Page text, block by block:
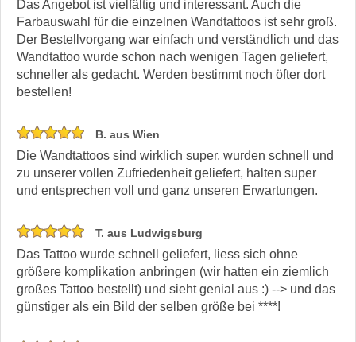
Das Angebot ist vielfältig und interessant. Auch die
Farbauswahl für die einzelnen Wandtattoos ist sehr groß.
Der Bestellvorgang war einfach und verständlich und das
Wandtattoo wurde schon nach wenigen Tagen geliefert,
schneller als gedacht. Werden bestimmt noch öfter dort
bestellen!
B. aus Wien
Die Wandtattoos sind wirklich super, wurden schnell und
zu unserer vollen Zufriedenheit geliefert, halten super
und entsprechen voll und ganz unseren Erwartungen.
T. aus Ludwigsburg
Das Tattoo wurde schnell geliefert, liess sich ohne
größere komplikation anbringen (wir hatten ein ziemlich
großes Tattoo bestellt) und sieht genial aus :) --> und das
günstiger als ein Bild der selben größe bei ****!